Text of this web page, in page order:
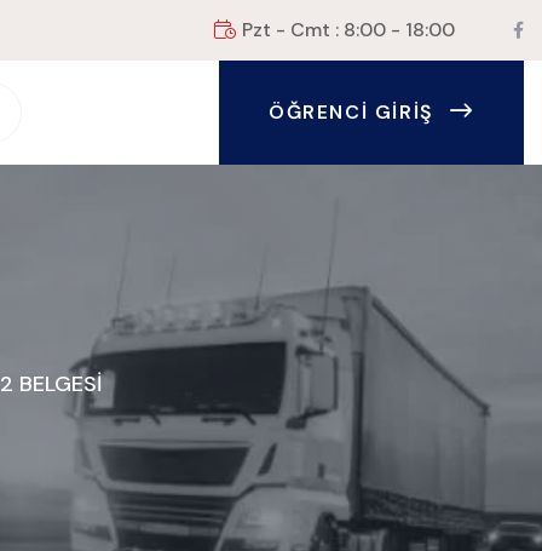
Pzt - Cmt : 8:00 - 18:00
ÖĞRENCI GIRIŞ
BELGESİ